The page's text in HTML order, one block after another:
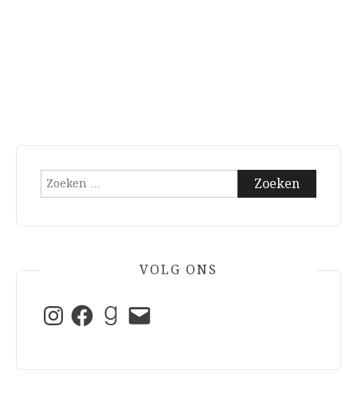
Zoeken
VOLG ONS
InstagramFacebookGoodreads
E-
mail